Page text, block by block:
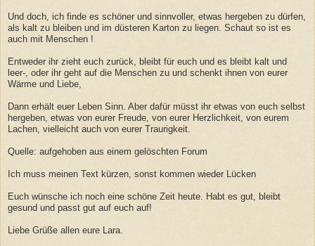
Und doch, ich finde es schöner und sinnvoller, etwas hergeben zu dürfen,
als kalt zu bleiben und im düsteren Karton zu liegen. Schaut so ist es
auch mit Menschen !
Entweder ihr zieht euch zurück, bleibt für euch und es bleibt kalt und
leer-, oder ihr geht auf die Menschen zu und schenkt ihnen von eurer
Wärme und Liebe,
Dann erhält euer Leben Sinn. Aber dafür müsst ihr etwas von euch selbst
hergeben, etwas von eurer Freude, von eurer Herzlichkeit, von eurem
Lachen, vielleicht auch von eurer Traurigkeit.
Quelle: aufgehoben aus einem gelöschten Forum
Ich muss meinen Text kürzen, sonst kommen wieder Lücken
Euch wünsche ich noch eine schöne Zeit heute. Habt es gut, bleibt
gesund und passt gut auf euch auf!
Liebe Grüße allen eure Lara.